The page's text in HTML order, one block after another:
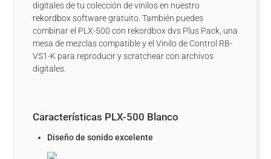
digitales de tu colección de vinilos en nuestro
rekordbox software gratuito. También puedes
combinar el PLX-500 con rekordbox dvs Plus Pack, una
mesa de mezclas compatible y el Vinilo de Control RB-
VS1-K para reproducir y scratchear con archivos
digitales.
Características PLX-500 Blanco
Diseño de sonido excelente